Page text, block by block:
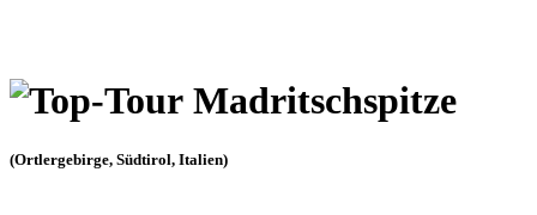
Madritschspitze
(Ortlergebirge, Südtirol, Italien)